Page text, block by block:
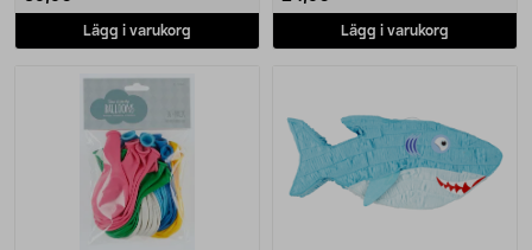
Lägg i varukorg Lägg i varukorg